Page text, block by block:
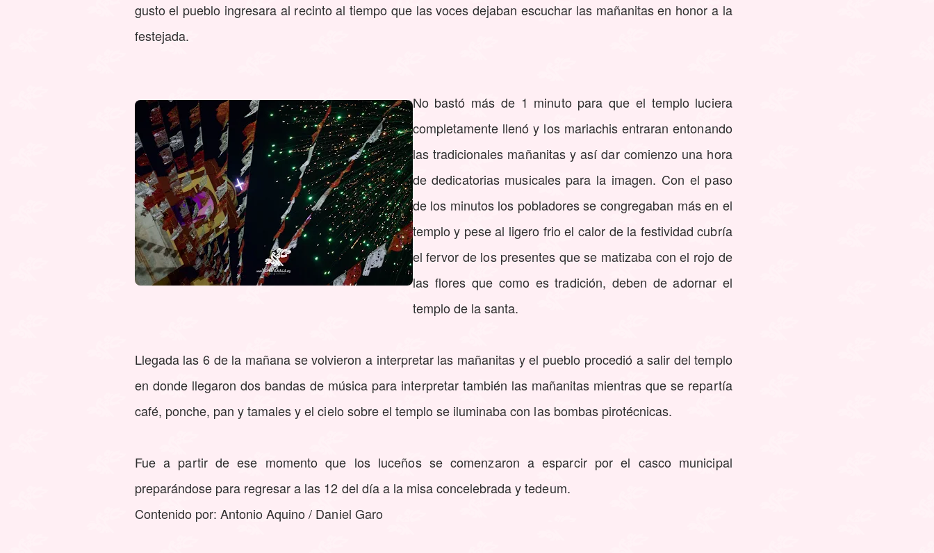
gusto el pueblo ingresara al recinto al tiempo que las voces dejaban escuchar las mañanitas en honor a la
festejada.
No bastó más de 1 minuto para que el templo luciera
completamente llenó y los mariachis entraran entonando
las tradicionales mañanitas y así dar comienzo una hora
de dedicatorias musicales para la imagen. Con el paso
de los minutos los pobladores se congregaban más en el
templo y pese al ligero frio el calor de la festividad cubría
el fervor de los presentes que se matizaba con el rojo de
las flores que como es tradición, deben de adornar el
templo de la santa.
Llegada las 6 de la mañana se volvieron a interpretar las mañanitas y el pueblo procedió a salir del templo
en donde llegaron dos bandas de música para interpretar también las mañanitas mientras que se repartía
café, ponche, pan y tamales y el cielo sobre el templo se iluminaba con las bombas pirotécnicas.
Fue a partir de ese momento que los luceños se comenzaron a esparcir por el casco municipal
preparándose para regresar a las 12 del día a la misa concelebrada y tedeum.
Contenido por: Antonio Aquino / Daniel Garo